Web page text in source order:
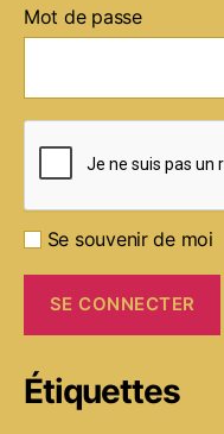
Mot de passe
Se souvenir de moi
Étiquettes